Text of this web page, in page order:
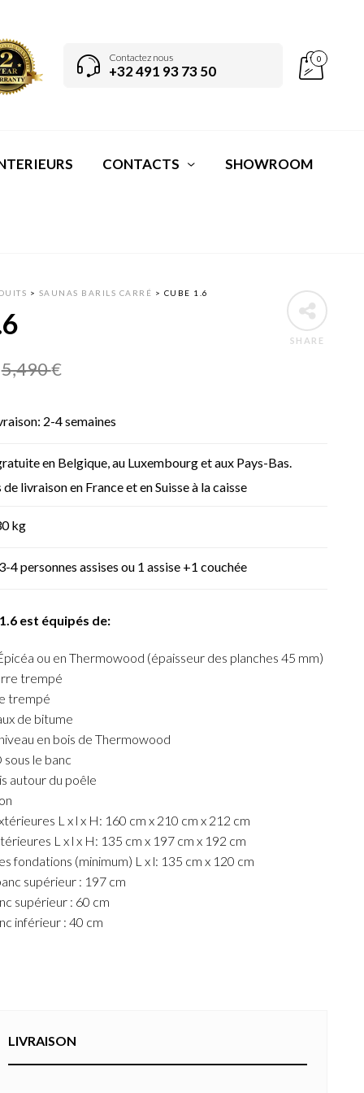
Contactez nous
+32 491 93 73 50
0
CONTACTS SHOWROOM
SHARE
> SAUNAS BARILS CARRÉ > CUBE 1.6
5,490€
2-4 semaines
en Belgique, au Luxembourg et aux Pays-Bas.
livraison en France et en Suisse à la caisse
kg
4 personnes assises ou 1 assise +1 couchée
est équipés de:
ou en Thermowood (épaisseur des planches 45 mm)
trempé
trempé
de bitume
en bois de Thermowood
le banc
autour du poêle
L x l x H: 160 cm x 210 cm x 212 cm
L x l x H: 135 cm x 197 cm x 192 cm
fondations (minimum) L x l: 135 cm x 120 cm
supérieur : 197 cm
supérieur : 60 cm
inférieur : 40 cm
LIVRAISON